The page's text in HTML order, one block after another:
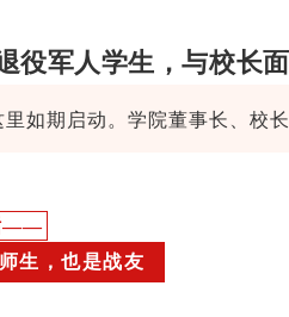
役军人学生，与校长
如期启动。学院董事长、校
——
生，也是战友